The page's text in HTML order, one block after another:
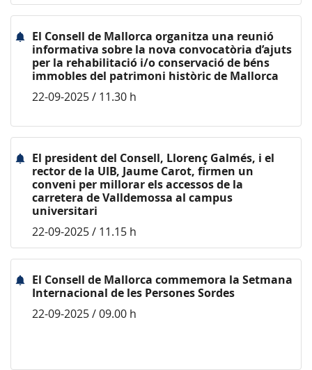
El Consell de Mallorca organitza una reunió
informativa sobre la nova convocatòria d’ajuts
per la rehabilitació i/o conservació de béns
immobles del patrimoni històric de Mallorca
22-09-2025 / 11.30 h
El president del Consell, Llorenç Galmés, i el
rector de la UIB, Jaume Carot, firmen un
conveni per millorar els accessos de la
carretera de Valldemossa al campus
universitari
22-09-2025 / 11.15 h
El Consell de Mallorca commemora la Setmana
Internacional de les Persones Sordes
22-09-2025 / 09.00 h